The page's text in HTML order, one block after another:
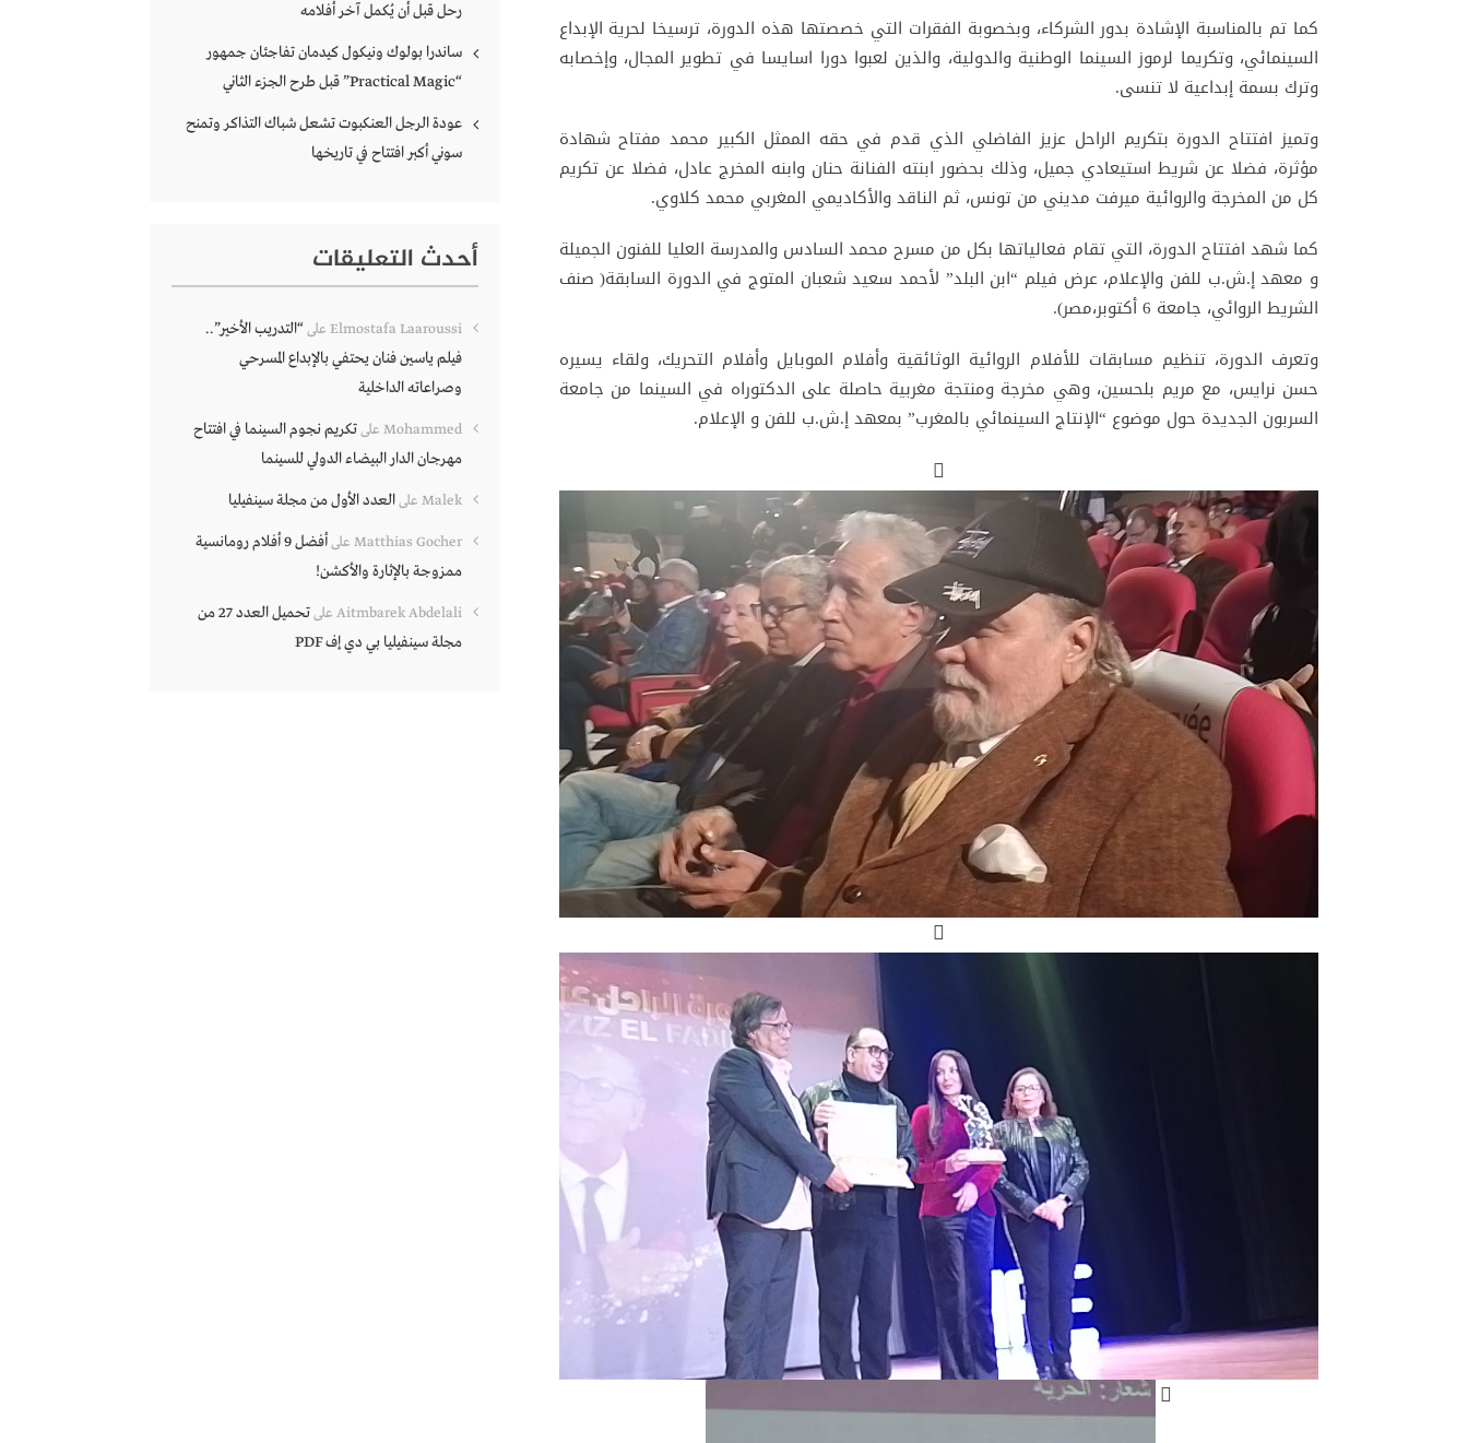
كما تم بالمناسبة الإشادة بدور الشركاء، وبخصوبة الفقرات التي خصصتها هذه الدورة، ترسيخا لحرية الإبداع
السينمائي، وتكريما لرموز السينما الوطنية والدولية، والذين لعبوا دورا اسايسا في تطوير المجال، وإخصابه
وترك بسمة إبداعية لا تنسى.
وتميز افتتاح الدورة بتكريم الراحل عزيز الفاضلي الذي قدم في حقه الممثل الكبير محمد مفتاح شهادة
مؤثرة، فضلا عن شريط استيعادي جميل، وذلك بحضور ابنته الفنانة حنان وابنه المخرج عادل، فضلا عن تكريم
كل من المخرجة والروائية ميرفت مديني من تونس، ثم الناقد والأكاديمي المغربي محمد كلاوي.
كما شهد افتتاح الدورة، التي تقام فعالياتها بكل من مسرح محمد السادس والمدرسة العليا للفنون الجميلة
و معهد إ.ش.ب للفن والإعلام، عرض فيلم “ابن البلد” لأحمد سعيد شعبان المتوج في الدورة السابقة( صنف
الشريط الروائي، جامعة 6 أكتوبر،مصر).
وتعرف الدورة، تنظيم مسابقات للأفلام الروائية الوثائقية وأفلام الموبايل وأفلام التحريك، ولقاء يسيره
حسن نرايس، مع مريم بلحسين، وهي مخرجة ومنتجة مغربية حاصلة على الدكتوراه في السينما من جامعة
السربون الجديدة حول موضوع “الإنتاج السينمائي بالمغرب” بمعهد إ.ش.ب للفن و الإعلام.
رحل قبل أن يُكمل آخر أفلامه
ساندرا بولوك ونيكول كيدمان تفاجئان جمهور
“Practical Magic” قبل طرح الجزء الثاني
عودة الرجل العنكبوت تشعل شباك التذاكر وتمنح
سوني أكبر افتتاح في تاريخها
أحدث التعليقات
Elmostafa Laaroussi على“التدريب الأخير”..
فيلم ياسين فنان يحتفي بالإبداع المسرحي
وصراعاته الداخلية
Mohammed علىتكريم نجوم السينما في افتتاح
مهرجان الدار البيضاء الدولي للسينما
Malek علىالعدد الأول من مجلة سينفيليا
Matthias Gocher على
أفضل 9 أفلام رومانسية
ممزوجة بالإثارة والأكشن!
Aitmbarek Abdelali على
تحميل العدد 27 من
مجلة سينفيليا بي دي إف PDF